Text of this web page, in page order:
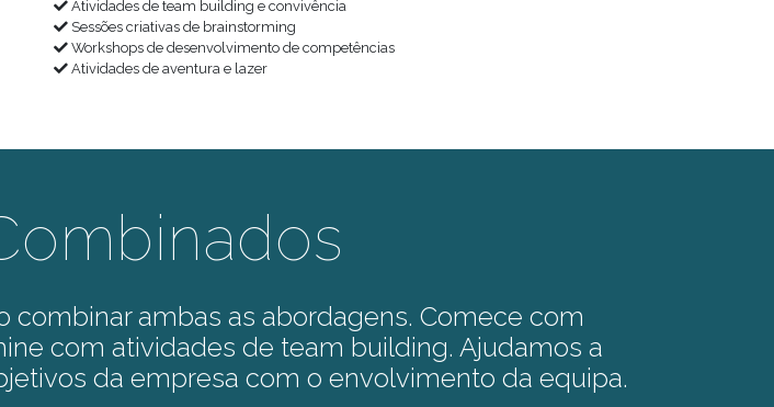
Atividades de team building e convivência
Sessões criativas de brainstorming
Workshops de desenvolvimento de competências
Atividades de aventura e lazer
combinar ambas as abordagens. Comece com
com atividades de team building. Ajudamos a
da empresa com o envolvimento da equipa.